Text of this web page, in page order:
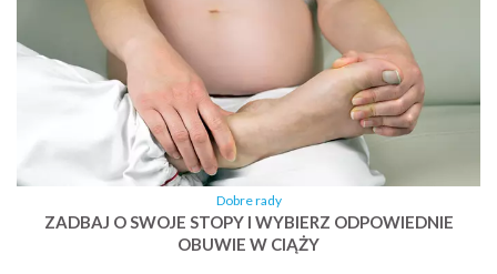
Dobre rady
ZADBAJ O SWOJE STOPY I WYBIERZ ODPOWIEDNIE
OBUWIE W CIĄŻY